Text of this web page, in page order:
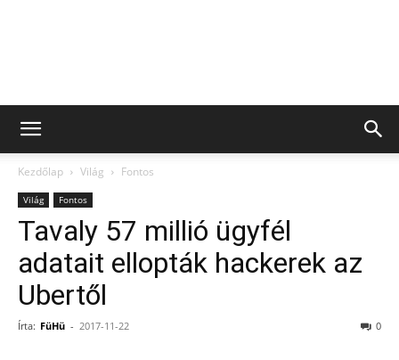
Kezdőlap Világ Fontos
Világ Fontos
Tavaly 57 millió ügyfél
adatait ellopták hackerek az
Ubertől
Írta: FüHü - 2017-11-22 0